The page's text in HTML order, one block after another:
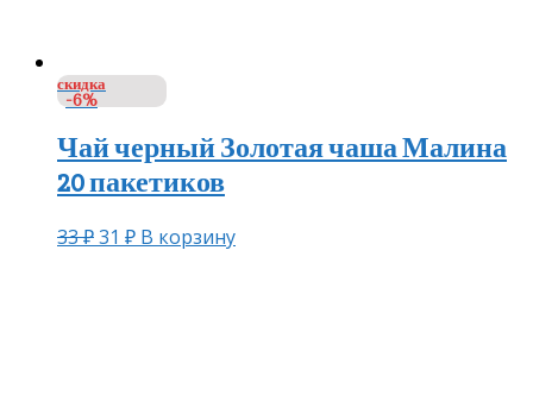
скидка
-6%
Чай черный Золотая чаша Малина
20 пакетиков
33₽31 ₽ В корзину